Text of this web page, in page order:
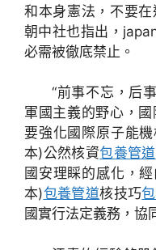
和本身憲法，不要
朝中社也指出，
必需被徹底禁止。
“前事不忘，后
軍國主義的野心，
要強化國際原子能
本)公然核資包養管道
國安理睬的感化，
本)包養管道核技巧
國實行法定義務，協